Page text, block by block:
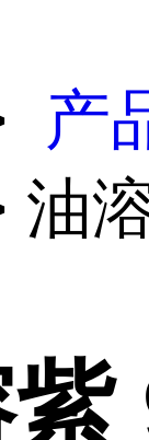
产
油